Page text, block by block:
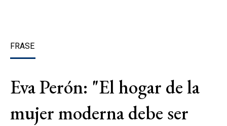
FRASE
Eva Perón: "El hogar de la
mujer moderna debe ser